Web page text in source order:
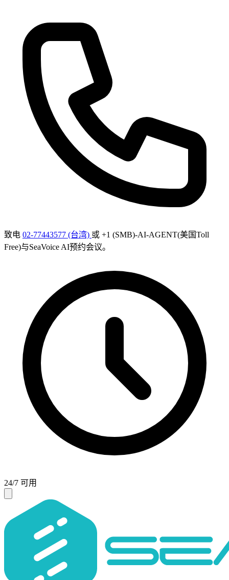
致电 02-77443577 (台湾) 或 +1 (SMB)-AI-AGENT(美国Toll
Free)与SeaVoice AI预约会议。
24/7 可用